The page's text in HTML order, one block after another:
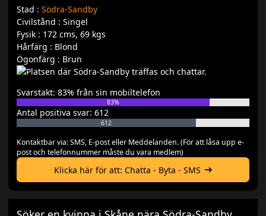
Stad : Södra-Sandby
Civilstånd : Singel
Fysik : 172 cms, 69 kgs
Hårfärg : Blond
Ögonfärg : Brun
Svarstakt: 83% från sin mobiltelefon
83%
Antal positiva svar: 612
612
Kontaktbar via: SMS, E-post eller Meddelanden. (För att låsa upp e-
post och telefonnummer måste du vara medlem)
Klicka här för att: Chatta - Byta - SMS